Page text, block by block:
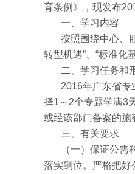
育条例》，现发布
一、学习内容
按照围绕中心、
转型机遇”、“标准化
二、学习任务和
2016年广东省专
择1～2个专题学满3
或经该部门备案的施
三、有关要求
（一）保证公
落实到位。严格把好